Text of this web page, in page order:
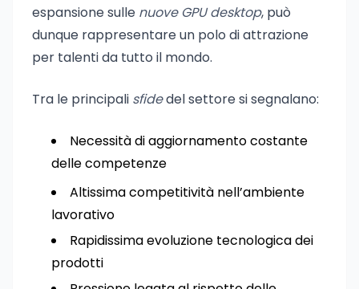
espansione sulle nuove GPU desktop, può
dunque rappresentare un polo di attrazione
per talenti da tutto il mondo.
Tra le principali sfidedel settore si segnalano:
Necessità di aggiornamento costante
delle competenze
Altissima competitività nell’ambiente
lavorativo
Rapidissima evoluzione tecnologica dei
prodotti